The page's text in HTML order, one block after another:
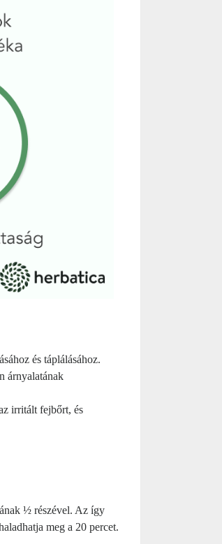
és táplálásához.
árnyalatának
irritált fejbőrt, és
½ részével. Az így
meg a 20 percet.